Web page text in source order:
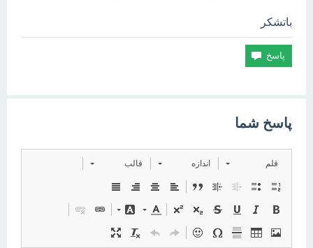
باتشکر
پاسخ شما
قلم اندازه قالب